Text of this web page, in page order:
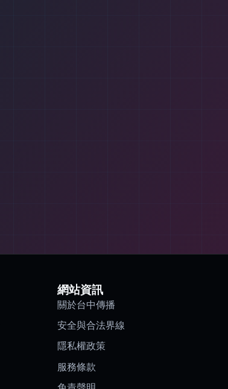
網站資訊
關於台中傳播
安全與合法界線
隱私權政策
服務條款